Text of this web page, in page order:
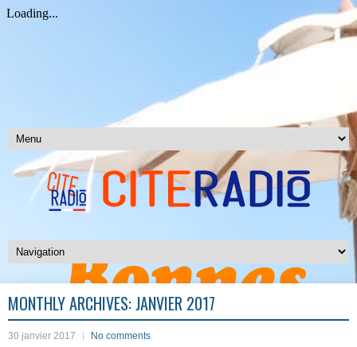
MONTHLY ARCHIVES:JANVIER 2017
30 janvier 2017 No comments